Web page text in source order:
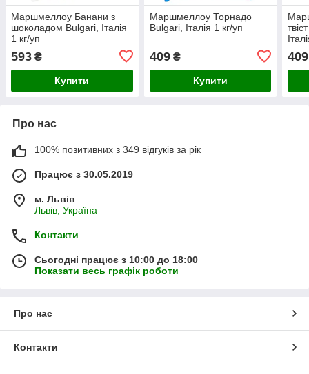
Маршмеллоу Банани з
шоколадом Bulgari, Італія
1 кг/уп
593 ₴
Купити
Маршмеллоу Торнадо
Bulgari, Італія 1 кг/уп
409₴
Купити
409
Про нас
100% позитивних з 349 відгуків за рік
Працює з 30.05.2019
м. Львів
Львів, Україна
Контакти
Сьогодні працює з 10:00 до 18:00
Показати весь графік роботи
Про нас
Контакти